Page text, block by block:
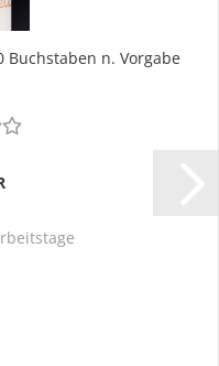
n. Vorgabe